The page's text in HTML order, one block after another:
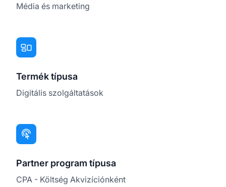
Média és marketing
Termék típusa
Digitális szolgáltatások
Partner program típusa
CPA - Költség Akvizíciónként